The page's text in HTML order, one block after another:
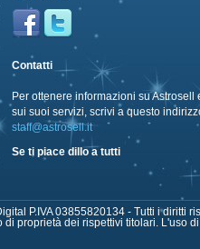
Contatti
Per ottenere informazioni su Astrosell
sui suoi servizi, scrivi a questo
staff@astrosell.it
Se ti piace dillo a tutti
P.IVA 03855820134 - Tutti i diritti
di proprietà dei rispettivi titolari. L'uso